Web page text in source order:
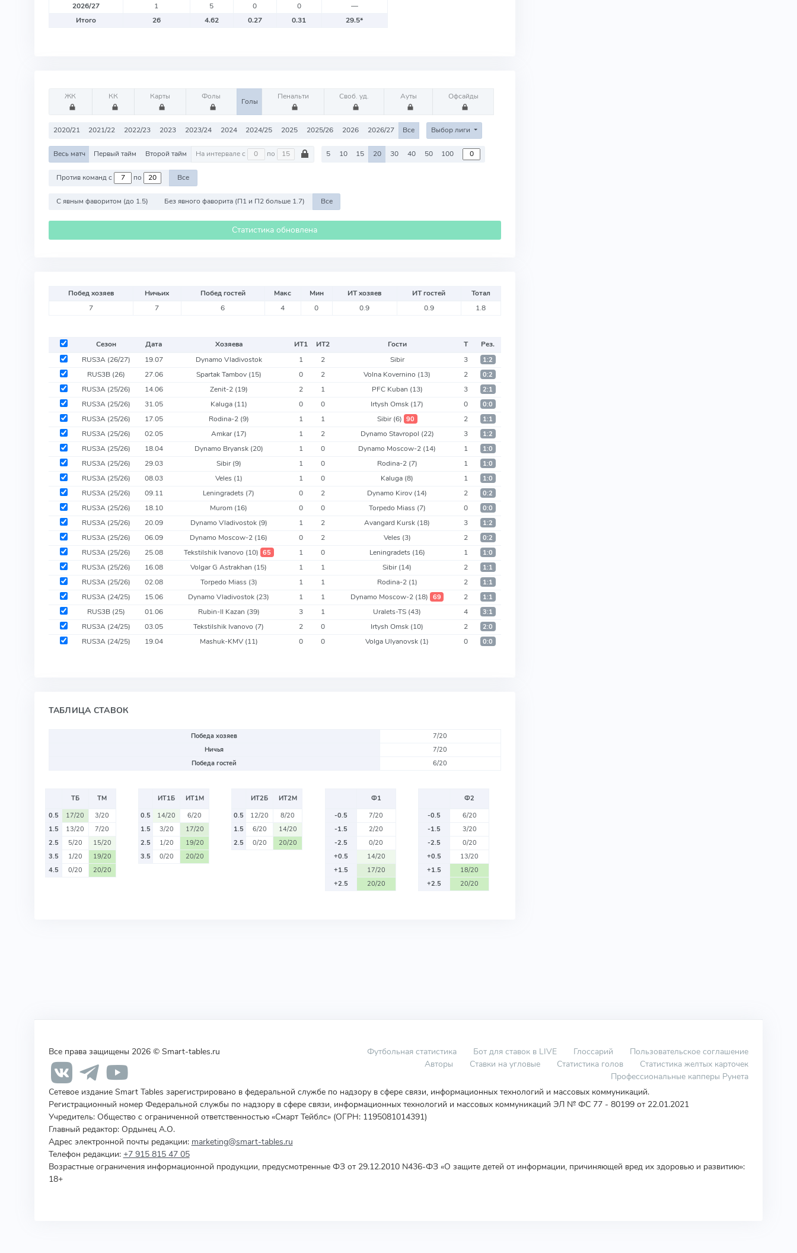
2026/27
1 5 0 0
—
Итого
26 4.62 0.27 0.31 29.5*
ЖК КК Карты Фолы
Голы
Пенальти Своб. уд. Ауты Офсайды
2020/21 2021/22 2022/23 2023 2023/24 2024 2024/25 2025 2025/26 2026 2026/27 Все Выбор лиги
Весь матч Первый тайм Второй тайм На интервале с по 5 10 15 20 30 40 50 100
Против команд с по Все
С явным фаворитом (до 1.5) Без явного фаворита (П1 и П2 больше 1.7) Все
Статистика обновлена
Побед хозяев Ничьих Побед гостей Макс Мин ИТ хозяев ИТ гостей
Тотал
7
7 6 4 0 0.9 0.9 1.8
Сезон Дата Хозяева ИТ1 ИТ2 Гости Т
Рез.
RUS3A (26/27)
19.07 Dynamo Vladivostok 1 2 Sibir 3 1:2
RUS3B (26) 27.06 Spartak Tambov (15) 0 2 Volna Kovernino (13) 2 0:2
RUS3A (25/26) 14.06 Zenit-2 (19) 2 1 PFC Kuban (13) 3 2:1
RUS3A (25/26) 31.05 Kaluga (11) 0 0 Irtysh Omsk (17) 0 0:0
RUS3A (25/26) 17.05 Rodina-2 (9) 1 1 Sibir(6) 90 2 1:1
RUS3A (25/26) 02.05 Amkar(17) 1 2 Dynamo Stavropol (22) 3 1:2
RUS3A (25/26) 18.04 Dynamo Bryansk (20) 1 0 Dynamo Moscow-2 (14) 1 1:0
RUS3A (25/26) 29.03 Sibir(9) 1 0 Rodina-2 (7) 1 1:0
RUS3A (25/26) 08.03 Veles (1) 1 0 Kaluga (8) 1 1:0
RUS3A (25/26) 09.11 Leningradets (7) 0 2 Dynamo Kirov (14) 2 0:2
RUS3A (25/26) 18.10 Murom (16) 0 0 Torpedo Miass (7) 0 0:0
RUS3A (25/26) 20.09 Dynamo Vladivostok (9) 1 2 Avangard Kursk (18) 3 1:2
RUS3A (25/26) 06.09 Dynamo Moscow-2 (16) 0 2 Veles (3) 2 0:2
RUS3A (25/26) 25.08 Tekstilshik Ivanovo (10) 65 1 0 Leningradets (16) 1 1:0
RUS3A (25/26) 16.08 Volgar G Astrakhan (15) 1 1 Sibir(14) 2 1:1
RUS3A (25/26) 02.08 Torpedo Miass (3) 1 1 Rodina-2 (1) 2 1:1
RUS3A (24/25) 15.06 Dynamo Vladivostok (23) 1 1 Dynamo Moscow-2 (18) 69 2 1:1
RUS3B (25) 01.06 Rubin-II Kazan (39) 3 1 Uralets-TS (43) 4 3:1
RUS3A (24/25) 03.05 Tekstilshik Ivanovo (7) 2 0 Irtysh Omsk (10) 2 2:0
RUS3A (24/25) 19.04 Mashuk-KMV (11) 0 0 Volga Ulyanovsk (1) 0 0:0
ТАБЛИЦА СТАВОК
Победа хозяев
7/20
Ничья
7/20
Победа гостей
6/20
ТБ
ТМ
0.5
17/20
3/20
1.5
13/20
7/20
2.5
5/20
15/20
3.5
1/20
19/20
4.5
0/20 20/20
ИТ1Б
ИТ1М
0.5
14/20
6/20
1.5
3/20
17/20
2.5
1/20
19/20
3.5
0/20 20/20
ИТ2Б
ИТ2М
0.5
12/20
8/20
1.5
6/20
14/20
2.5
0/20 20/20
Ф1
-0.5
7/20
-1.5
2/20
-2.5
0/20
+0.5
14/20
+1.5
17/20
+2.5
20/20
Ф2
-0.5
6/20
-1.5
3/20
-2.5
0/20
+0.5
13/20
+1.5
18/20
+2.5
20/20
Все права защищены 2026 © Smart-tables.ru Футбольная статистика Бот для ставок в LIVE Глоссарий
Пользовательское соглашение
Авторы
Ставки на угловые Статистика голов
Статистика желтых карточек
Профессиональные капперы Рунета
Сетевое издание Smart Tables зарегистрировано в федеральной службе по надзору в сфере связи, информационных технологий и массовых коммуникаций.
Регистрационный номер Федеральной службы по надзору в сфере связи, информационных технологий и массовых коммуникаций ЭЛ № ФС 77 - 80199 от 22.01.2021
Учредитель: Общество с ограниченной ответственностью «Смарт Тейблс» (ОГРН: 1195081014391)
Главный редактор: Ордынец А.О.
Адрес электронной почты редакции: marketing@smart-tables.ru
Телефон редакции: +7 915 815 47 05
Возрастные ограничения информационной продукции, предусмотренные ФЗ от 29.12.2010 N436-ФЗ «О защите детей от информации, причиняющей вред их здоровью и развитию»:
18+